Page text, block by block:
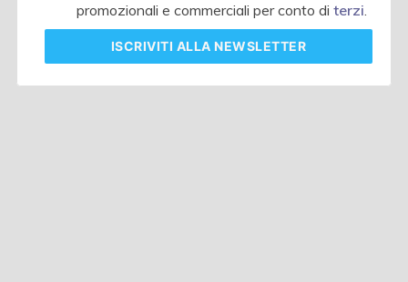
promozionali e commerciali per conto diterzi.
ISCRIVITI ALLA NEWSLETTER